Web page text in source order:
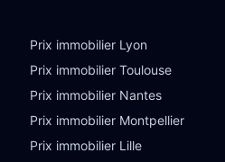
Prix immobilier Lyon
Prix immobilier Toulouse
Prix immobilier Nantes
Prix immobilier Montpellier
Prix immobilier Lille